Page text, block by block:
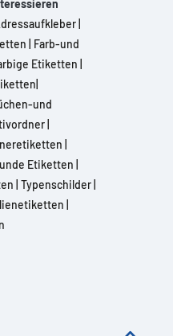
Farb-und
Etiketten
und
Etiketten
Typenschilder